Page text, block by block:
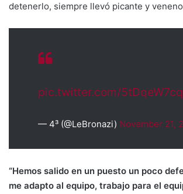
detenerlo, siempre llevó picante y
pic.twitter.com/
— 4³ (@LeBronazi) November 21,
“Hemos salido en un puesto un poco
me adapto al equipo, trabajo para el